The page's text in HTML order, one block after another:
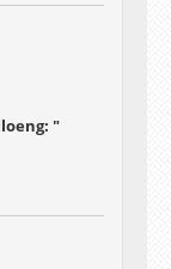
"